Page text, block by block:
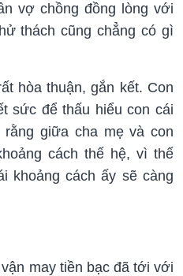
vợ chồng đồng lòng với
thách cũng chẳng có gì
hòa thuận, gắn kết. Con
sức để thấu hiểu con cái
giữa cha mẹ và con
cách thế hệ, vì thế
khoảng cách ấy sẽ càng
may tiền bạc đã tới với